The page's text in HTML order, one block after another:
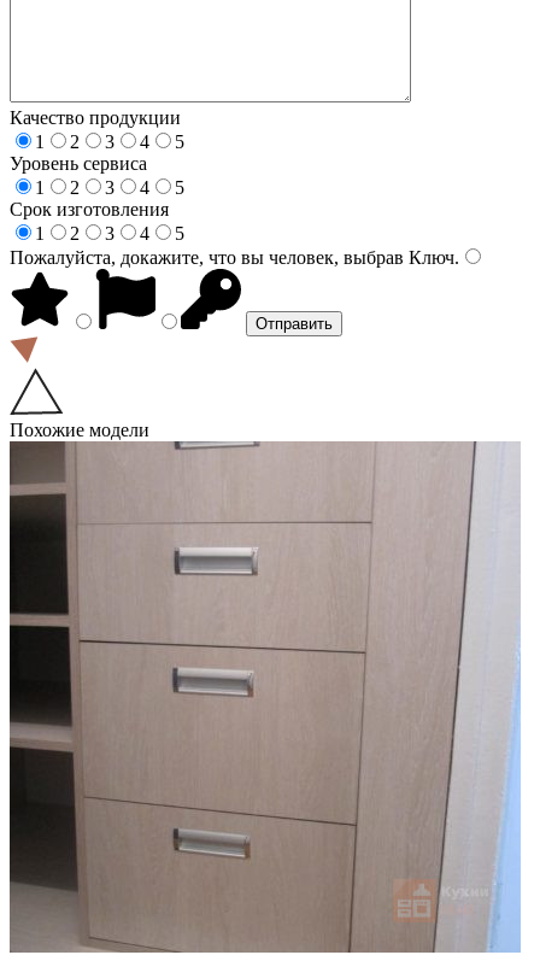
Качество продукции
1
2 3 4
5
Уровень сервиса
1
2 3 4
5
Срок изготовления
1
2 3 4
5
Пожалуйста, докажите, что вы человек, выбрав Ключ.
Похожие модели